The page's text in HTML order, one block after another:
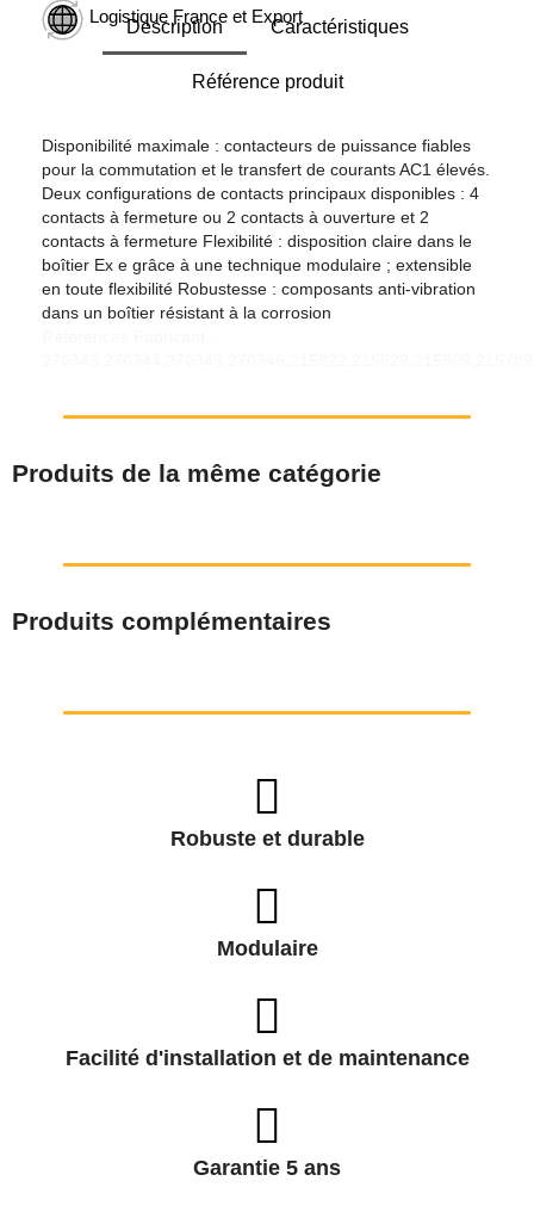
Logistique France et Export
Description Caractéristiques
Référence produit
Disponibilité maximale : contacteurs de puissance fiables
pour la commutation et le transfert de courants AC1 élevés.
Deux configurations de contacts principaux disponibles : 4
contacts à fermeture ou 2 contacts à ouverture et 2
contacts à fermeture Flexibilité : disposition claire dans le
boîtier Ex e grâce à une technique modulaire ; extensible
en toute flexibilité Robustesse : composants anti-vibration
dans un boîtier résistant à la corrosion
Produits de la même catégorie
Produits complémentaires
Robuste et durable
Modulaire
Facilité d'installation et de maintenance
Garantie 5 ans